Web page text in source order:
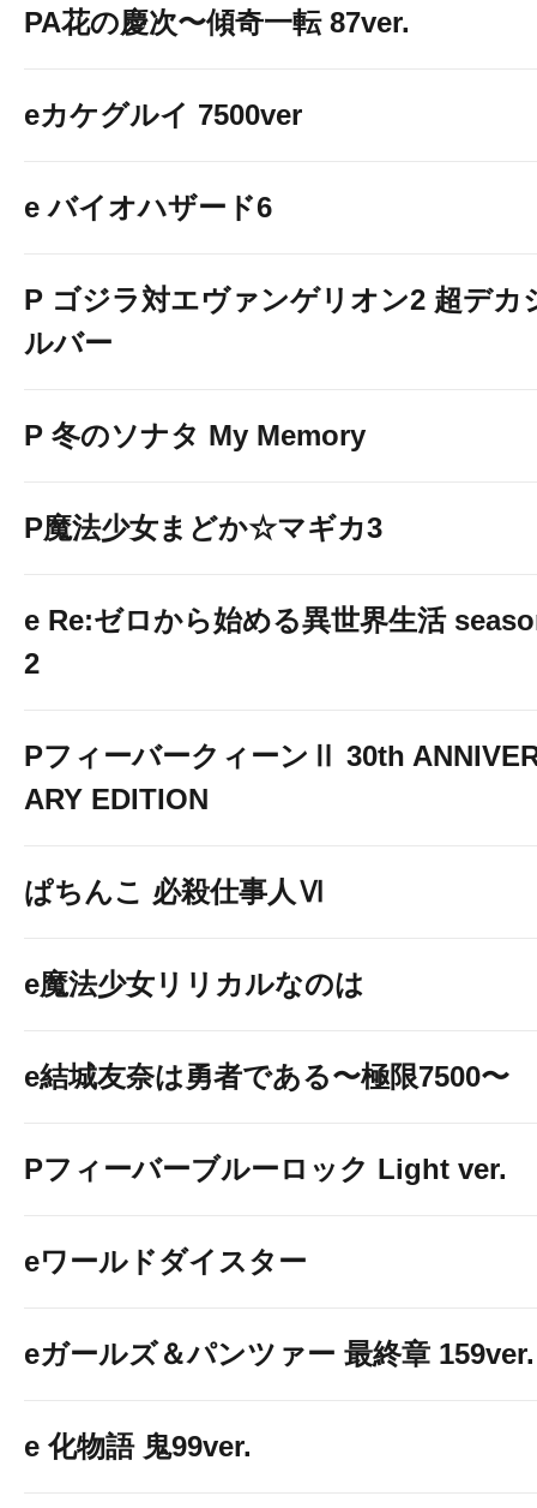
PA花の慶次〜傾奇一転 87ver.
eカケグルイ 7500ver
e バイオハザード6
P ゴジラ対エヴァンゲリオン2 超デカ
ルバー
P 冬のソナタ My Memory
P魔法少女まどか☆マギカ3
e Re:ゼロから始める異世界生活
2
PフィーバークィーンⅡ 30th
ARY EDITION
ぱちんこ 必殺仕事人Ⅵ
e魔法少女リリカルなのは
e結城友奈は勇者である〜極限7500〜
Pフィーバーブルーロック Light ver.
eワールドダイスター
eガールズ＆パンツァー 最終章 159ver.
e 化物語 鬼99ver.